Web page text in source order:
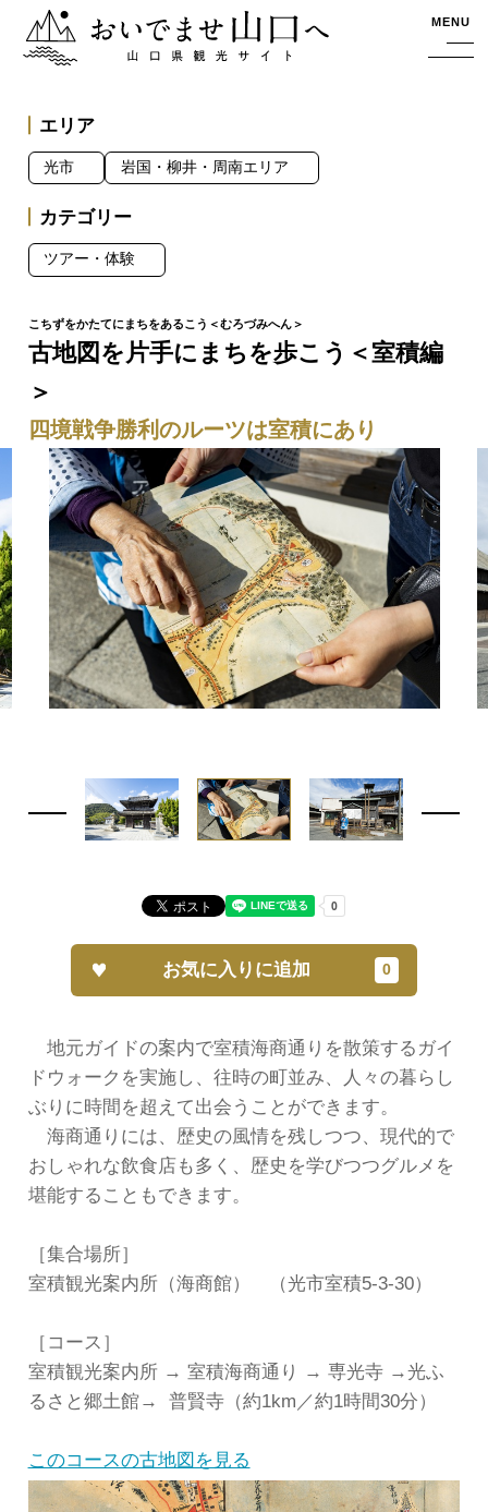
おいでませ山口へー山口県観光サイト MENU
古地図を片手にまちを歩こう＜室積編
＞
四境戦争勝利のルーツは室積にあり
地元ガイドの案内で室積海商通りを散策するガイ
ドウォークを実施し、往時の町並み、人々の暮らし
ぶりに時間を超えて出会うことができます。
海商通りには、歴史の風情を残しつつ、現代的で
おしゃれな飲食店も多く、歴史を学びつつグルメを
堪能することもできます。
［集合場所］
室積観光案内所（海商館） （光市室積5-3-30）
［コース］
室積観光案内所 → 室積海商通り → 専光寺 →光ふ
るさと郷土館→ 普賢寺（約1km／約1時間30分）
このコースの古地図を見る
お気に入りに追加
エリア
光市 岩国・柳井・周南エリア
カテゴリー
ツアー・体験